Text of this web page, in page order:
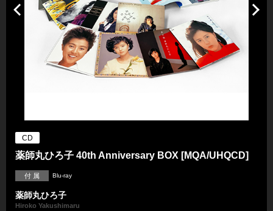
CD
薬師丸ひろ子 40th Anniversary BOX [MQA/UHQCD]
付 属 Blu-ray
薬師丸ひろ子
Hiroko Yakushimaru